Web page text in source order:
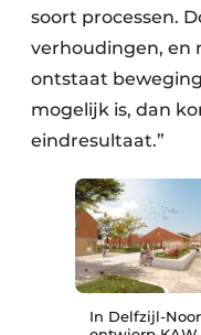
soort processen.
verhoudingen, en
ontstaat
mogelijk is, dan
eindresultaat.”
In Delfzijl-